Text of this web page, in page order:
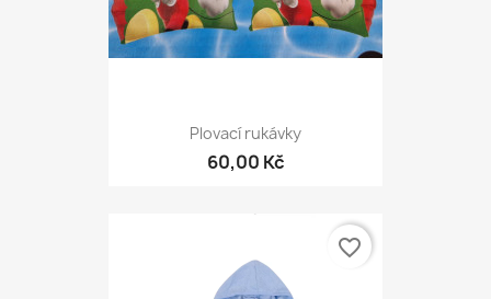
Plovací rukávky
60,00 Kč
favorite_border